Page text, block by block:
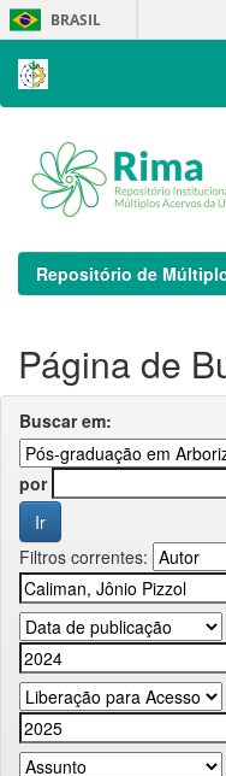
Skip
navigation
BRASIL
Repositório de
Página de
Buscar em:
por
Filtros correntes: